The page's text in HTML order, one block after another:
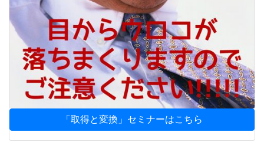
「取得と変換」セミナーはこちら